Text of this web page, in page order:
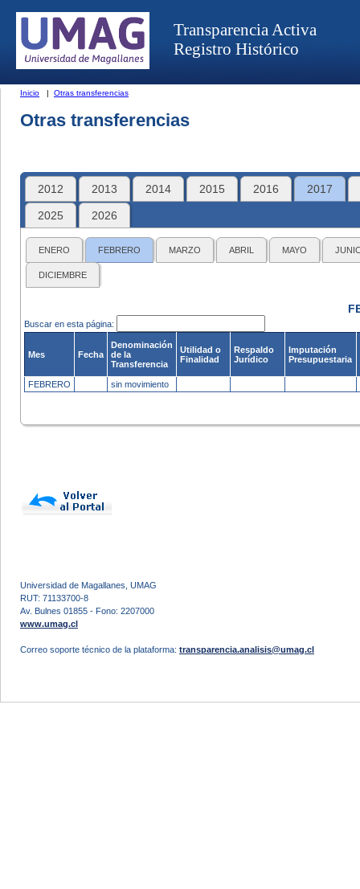
Transparencia Activa
Registro Histórico
Inicio | Otras transferencias
Otras transferencias
2012 2013 2014 2015 2016 2017
2025 2026
ENERO FEBRERO MARZO ABRIL MAYO
DICIEMBRE
Buscar en esta página:
Mes Fecha
Denominación
de la
Transferencia
Utilidad o
Finalidad
Respaldo
Jurídico
Imputación
Presupuestaria
FEBRERO sin movimiento
Universidad de Magallanes, UMAG
RUT: 71133700-8
Av. Bulnes 01855 - Fono: 2207000
www.umag.cl
Correo soporte técnico de la plataforma: transparencia.analisis@umag.cl